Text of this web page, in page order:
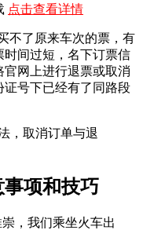
点击查看详情
不了原来车次的票，有
间过短，名下订票信
网上进行退票或取消
号下已经有了同路段
项和技巧
，我们乘坐火车出